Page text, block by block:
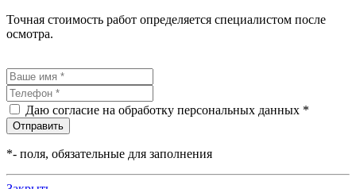
Точная стоимость работ определяется специалистом после
осмотра.
Даю согласие на обработку персональных данных *
*- поля, обязательные для заполнения